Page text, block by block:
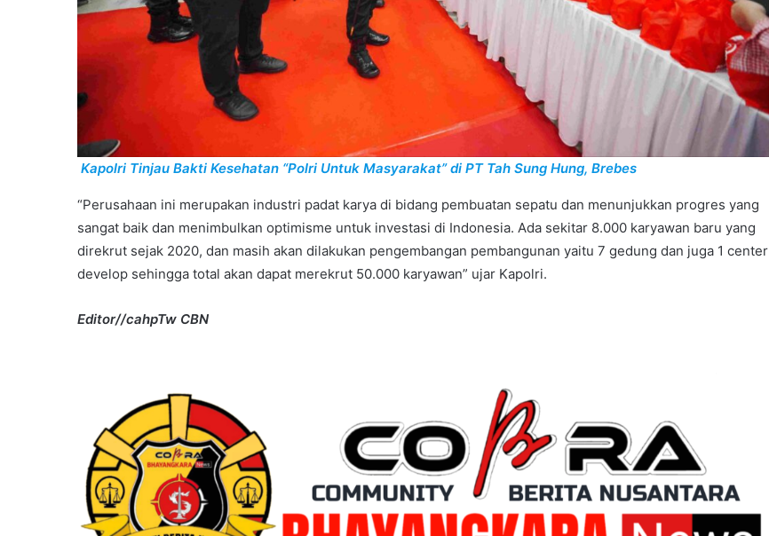
Kapolri Tinjau Bakti Kesehatan “Polri Untuk Masyarakat” di PT Tah Sung Hung, Brebes
“Perusahaan ini merupakan industri padat karya di bidang pembuatan sepatu dan menunjukkan progres yang
sangat baik dan menimbulkan optimisme untuk investasi di Indonesia. Ada sekitar 8.000 karyawan baru yang
direkrut sejak 2020, dan masih akan dilakukan pengembangan pembangunan yaitu 7 gedung dan juga 1 center
develop sehingga total akan dapat merekrut 50.000 karyawan” ujar Kapolri.
Editor//cahpTw CBN